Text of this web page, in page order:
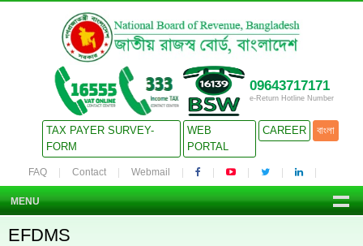
09643717171
e-Return Hotline Number
TAX PAYER SURVEY-
FORM
WEB
PORTAL
CAREER বাংলা
FAQ Contact Webmail
MENU
EFDMS